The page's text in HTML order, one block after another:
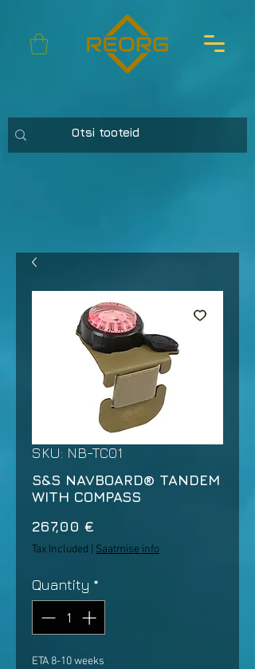
SKU: NB-TC01
S&S NAVBOARD® TANDEM
WITH COMPASS
267,00 €
Tax Included Saatmise info
Quantity *
ETA 8-10 weeks